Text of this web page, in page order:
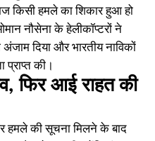
किसी हमले का शिकार हुआ हो
नौसेना के हेलीकॉप्टरों ने
दिया और भारतीय नाविकों
की।
फिर आई राहत की
हमले की सूचना मिलने के बाद